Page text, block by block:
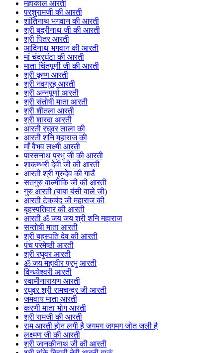
महाकाल आरती
परशुरामजी की आरती
शांतिनाथ भगवान की आरती
श्री बद्रीनाथ जी की आरती
श्री पितर आरती
आदिनाथ भगवान की आरती
मां चंद्रघंटा की आरती
माता चिंतपूर्णी जी की आरती
श्री कृष्ण आरती
श्री नवग्रह आरती
श्री अन्नपूर्णा आरती
श्री संतोषी माता आरती
श्री शीतला आरती
श्री शारदा आरती
आरती रघुवर लाला की
आरती शनि महाराज की
माँ वैभव लक्ष्मी आरती
पारसनाथ प्रभु जी की आरती
शाकम्भरी देवी जी की आरती
आरती श्री गुरुदेव की गाउँ
सतगुरु वाल्मीकि जी की आरती
गुरु आरती (बाबा बंसी वाले जी)
आरती टेकचंद जी महाराज की
बृहस्पतिवार की आरती
आरती ॐ जय जय श्री शनि महाराज
सन्तोषी माता आरती
श्री बृहस्पति देव की आरती
पंच परमेष्ठी आरती
श्री रघुवर आरती
ॐ जय महावीर प्रभु आरती
विन्ध्येश्वरी आरती
स्वामीनारायण आरती
रघुवर श्री रामचन्द्र जी आरती
जमवाय माता आरती
करणी माता भोग आरती
श्री रामजी की आरती
राम आरती होन लगी है जगमग जगमग जोत जली है
लक्ष्मण जी की आरती
श्री जानकीनाथ जी की आरती